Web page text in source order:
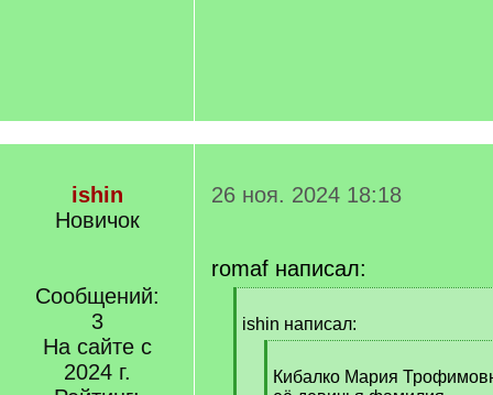
ishin
Новичок
Сообщений:
3
На сайте с
2024 г.
26 ноя. 2024 18:18
romaf написал:
q
ishin написал:
q
Кибалко Мария